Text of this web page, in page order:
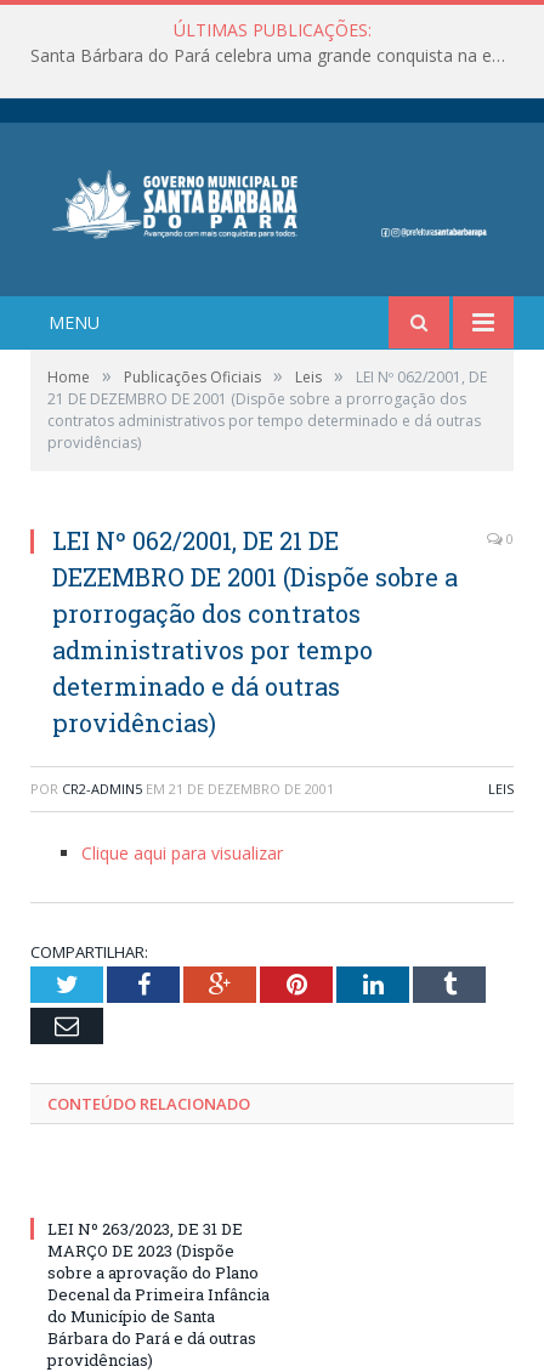
ÚLTIMAS PUBLICAÇÕES:
Santa Bárbara do Pará celebra uma grande conquista na educação!
MENU
Home » Publicações Oficiais » Leis »
LEI Nº 062/2001, DE
21 DE DEZEMBRO DE 2001 (Dispõe sobre a prorrogação dos
contratos administrativos por tempo determinado e dá outras
providências)
LEI Nº 062/2001, DE 21 DE
DEZEMBRO DE 2001 (Dispõe sobre a
prorrogação dos contratos
administrativos por tempo
determinado e dá outras
providências)
0
POR CR2-ADMIN5 EM 21 DE DEZEMBRO DE 2001 LEIS
Clique aqui para visualizar
COMPARTILHAR:
TwitterFacebookGoogle+PinterestLinkedInTumblr
Email
CONTEÚDO RELACIONADO
LEI Nº 263/2023, DE 31 DE
MARÇO DE 2023 (Dispõe
sobre a aprovação do Plano
Decenal da Primeira Infância
do Município de Santa
Bárbara do Pará e dá outras
providências)